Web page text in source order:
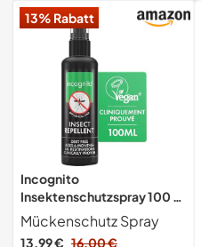
13% Rabatt
Incognito
Insektenschutzspray 100 ml
- Natürlich DEET-frei,
schützt vor einer Vielzahl
Mückenschutz Spray
13,99 € 16,00 €